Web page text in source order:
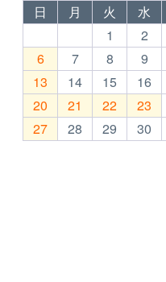
日
月 火 水
1
2
6
7 8 9
13
14 15 16
20
21 22 23
27
28 29 30